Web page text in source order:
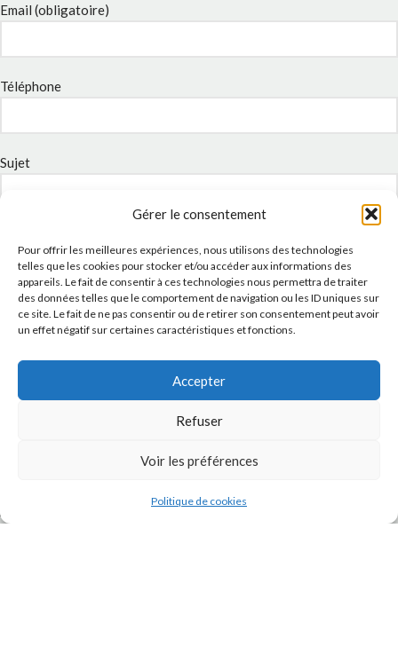
Gérer le consentement
Pour offrir les meilleures expériences, nous utilisons des technologies
telles que les cookies pour stocker et/ou accéder aux informations des
appareils. Le fait de consentir à ces technologies nous permettra de traiter
des données telles que le comportement de navigation ou les ID uniques sur
ce site. Le fait de ne pas consentir ou de retirer son consentement peut avoir
un effet négatif sur certaines caractéristiques et fonctions.
Accepter
Refuser
Voir les préférences
Politique de cookies
Email (obligatoire)
Téléphone
Sujet